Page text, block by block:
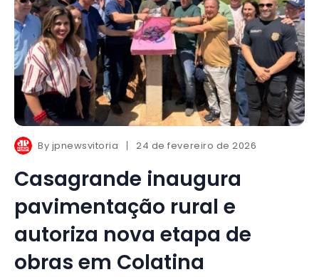
By jpnewsvitoria 24 de fevereiro de 2026
Casagrande inaugura
pavimentação rural e
autoriza nova etapa de
obras em Colatina